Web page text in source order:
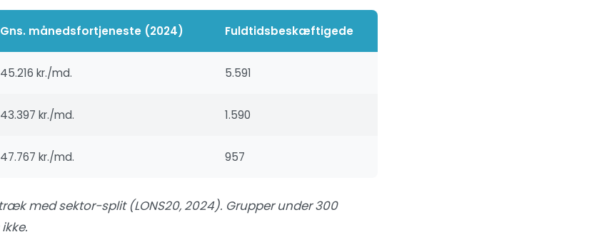
Gns. månedsfortjeneste (2024) Fuldtidsbeskæftigede
45.216 kr./md. 5.591
43.397 kr./md. 1.590
47.767 kr./md. 957
med sektor-split (LONS20, 2024). Grupper under 300